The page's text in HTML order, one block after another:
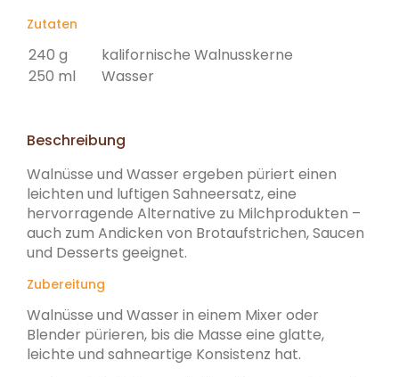
Zutaten
240 g
kalifornische Walnusskerne
250 ml
Wasser
Beschreibung
Walnüsse und Wasser ergeben püriert einen
leichten und luftigen Sahneersatz, eine
hervorragende Alternative zu Milchprodukten –
auch zum Andicken von Brotaufstrichen, Saucen
und Desserts geeignet.
Zubereitung
Walnüsse und Wasser in einem Mixer oder
Blender pürieren, bis die Masse eine glatte,
leichte und sahneartige Konsistenz hat.